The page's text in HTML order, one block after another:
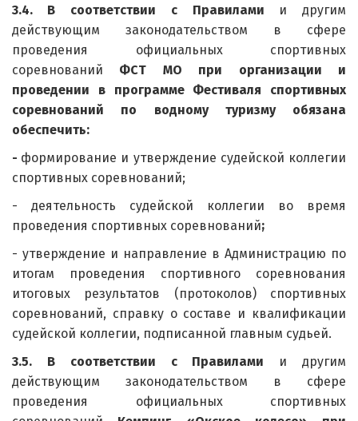
3.4. В соответствии с Правилами и другим
действующим законодательством в сфере
проведения официальных спортивных
соревнований ФСТ МО при организации и
проведении в программе Фестиваля спортивных
соревнований по водному туризму обязана
обеспечить:
- формирование и утверждение судейской коллегии
спортивных соревнований;
- деятельность судейской коллегии во время
проведения спортивных соревнований;
- утверждение и направление в Администрацию по
итогам проведения спортивного соревнования
итоговых результатов (протоколов) спортивных
соревнований, справку о составе и квалификации
судейской коллегии, подписанной главным судьей.
3.5. В соответствии с Правилами и другим
действующим законодательством в сфере
проведения официальных спортивных